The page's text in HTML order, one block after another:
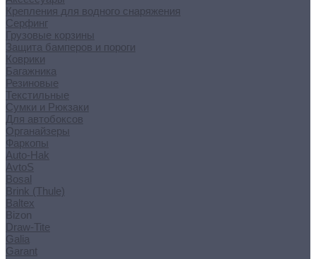
Крепления для водного снаряжения
Серфинг
Грузовые корзины
Защита бамперов и пороги
Коврики
Багажника
Резиновые
Текстильные
Сумки и Рюкзаки
Для автобоксов
Органайзеры
Фаркопы
Auto-Hak
AvtoS
Bosal
Brink (Thule)
Baltex
Bizon
Draw-Tite
Galia
Garant